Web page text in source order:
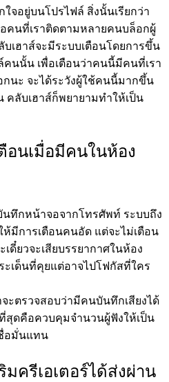
จอยู่บนโปรไฟล์ สิ่งนั้นเรียกว่า
คนที่เราติดตามหลายคนบล็อกผู้
เฮาส์จะมีระบบเตือนโดยการขึ้น
คนนั้น เพื่อเตือนว่าคนนี้มีคนที่เรา
นะ จะได้ระวังผู้ใช้คนนี้มากขึ้น
คลับเฮาส์ก็พยายามทำให้เป็น
อนเมื่อมีคนในห้อง
ทึกหน้าจอจากโทรศัพท์ ระบบถึง
ห้มีการเตือนคนอัด แต่จะไม่เตือน
ดี๋ยวจะเสียบรรยากาศในห้อง
เด็นที่คุยแต่อาจไปโฟกัสที่ใคร
จะตรวจสอบว่ามีคนบันทึกเสียงได้
สุดคือควบคุมจำนวนผู้ฟังให้เป็น
ชื่อมั่นแทน
มครีเอเตอร์ได้ส่งผ่าน